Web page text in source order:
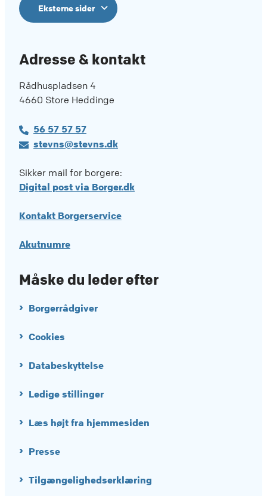
Eksterne sider
Adresse & kontakt
Rådhuspladsen 4
4660 Store Heddinge
56 57 57 57
stevns@stevns.dk
Sikker mail for borgere:
Digital post via Borger.dk
Kontakt Borgerservice
Akutnumre
Måske du leder efter
Borgerrådgiver
Cookies
Databeskyttelse
Ledige stillinger
Læs højt fra hjemmesiden
Presse
Tilgængelighedserklæring